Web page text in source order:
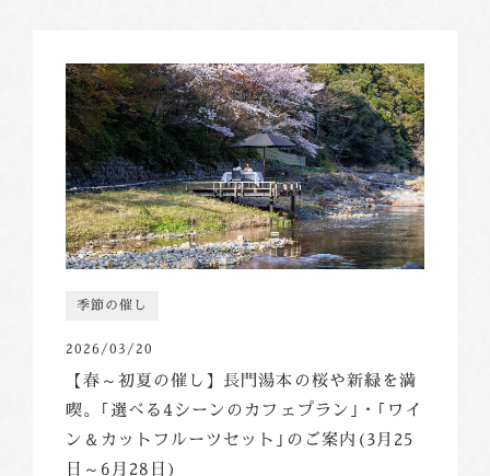
季節の催し
2026/03/20
【春～初夏の催し】長門湯本の桜や新緑を満
喫。｢選べる4シーンのカフェプラン｣・｢ワイ
ン＆カットフルーツセット｣のご案内(3月25
日～6月28日)